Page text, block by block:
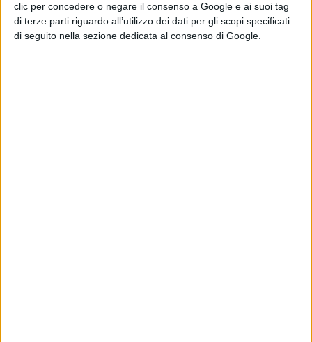
clic per concedere o negare il consenso a Google e ai suoi tag
di terze parti riguardo all’utilizzo dei dati per gli scopi specificati
di seguito nella sezione dedicata al consenso di Google.
preparazione fisica alle spalle che non rende giustizia
alle prestazioni di molti atleti e, soprattutto, con un